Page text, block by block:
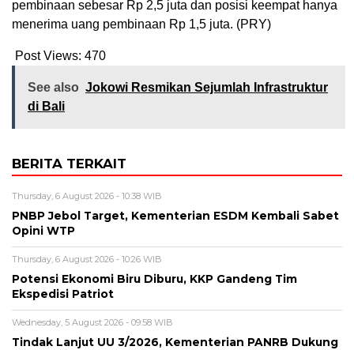
pembinaan sebesar Rp 2,5 juta dan posisi keempat hanya
menerima uang pembinaan Rp 1,5 juta. (PRY)
Post Views: 470
See also Jokowi Resmikan Sejumlah Infrastruktur
di Bali
BERITA TERKAIT
Thursday, 6 August 2026 - 10:38 WIB
PNBP Jebol Target, Kementerian ESDM Kembali Sabet
Opini WTP
Thursday, 6 August 2026 - 10:26 WIB
Potensi Ekonomi Biru Diburu, KKP Gandeng Tim
Ekspedisi Patriot
Wednesday, 5 August 2026 - 09:58 WIB
Tindak Lanjut UU 3/2026, Kementerian PANRB Dukung